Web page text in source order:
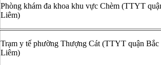
Phòng khám đa khoa khu vực Chèm (TTYT
Liêm)
Trạm y tế phường Thượng Cát (TTYT quận
Liêm)